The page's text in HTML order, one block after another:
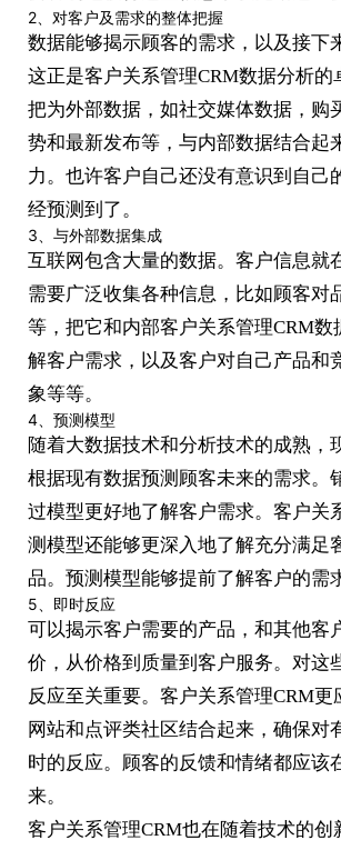
2、对客户及需求的整体把握
数据能够揭示顾客的需求，以及接下
这正是客户关系管理CRM数据分析的
把为外部数据，如社交媒体数据，购
势和最新发布等，与内部数据结合起
力。也许客户自己还没有意识到自己
经预测到了。
3、与外部数据集成
互联网包含大量的数据。客户信息就
需要广泛收集各种信息，比如顾客对
等，把它和内部客户关系管理CRM数
解客户需求，以及客户对自己产品和
象等等。
4、预测模型
随着大数据技术和分析技术的成熟，
根据现有数据预测顾客未来的需求。
过模型更好地了解客户需求。客户关
测模型还能够更深入地了解充分满足
品。预测模型能够提前了解客户的需
5、即时反应
可以揭示客户需要的产品，和其他客
价，从价格到质量到客户服务。对这
反应至关重要。客户关系管理CRM更
网站和点评类社区结合起来，确保对
时的反应。顾客的反馈和情绪都应该
来。
客户关系管理CRM也在随着技术的创